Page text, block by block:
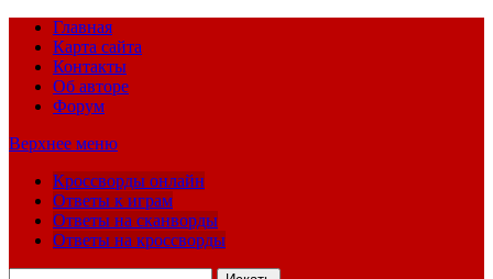
Главная
Карта сайта
Контакты
Об авторе
Форум
Верхнее меню
Кроссворды онлайн
Ответы к играм
Ответы на сканворды
Ответы на кроссворды